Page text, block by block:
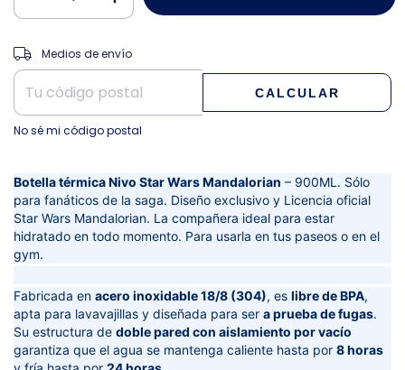
Entregas para el CP:
Medios de envío
CALCULAR
No sé mi código postal
Botella térmica Nivo Star Wars Mandalorian – 900ML. Sólo
para fanáticos de la saga. Diseño exclusivo y Licencia oficial
Star Wars Mandalorian. La compañera ideal para estar
hidratado en todo momento. Para usarla en tus paseos o en el
gym.
Fabricada en acero inoxidable 18/8 (304), es libre de BPA,
apta para lavavajillas y diseñada para ser a prueba de fugas.
Su estructura de doble pared con aislamiento por vacío
garantiza que el agua se mantenga caliente hasta por 8 horas